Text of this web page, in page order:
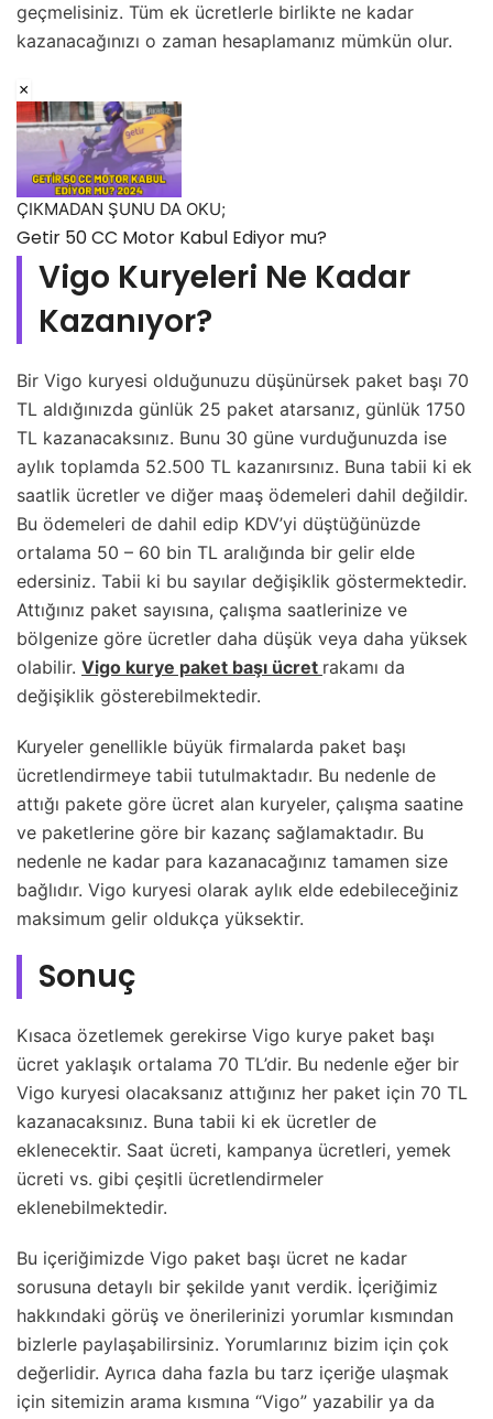
geçmelisiniz. Tüm ek ücretlerle birlikte ne kadar
kazanacağınızı o zaman hesaplamanız mümkün olur.
ÇIKMADAN ŞUNU DA OKU;
Getir 50 CC Motor Kabul Ediyor mu?
Vigo Kuryeleri Ne Kadar
Kazanıyor?
Bir Vigo kuryesi olduğunuzu düşünürsek paket başı 70
TL aldığınızda günlük 25 paket atarsanız, günlük 1750
TL kazanacaksınız. Bunu 30 güne vurduğunuzda ise
aylık toplamda 52.500 TL kazanırsınız. Buna tabii ki ek
saatlik ücretler ve diğer maaş ödemeleri dahil değildir.
Bu ödemeleri de dahil edip KDV’yi düştüğünüzde
ortalama 50 – 60 bin TL aralığında bir gelir elde
edersiniz. Tabii ki bu sayılar değişiklik göstermektedir.
Attığınız paket sayısına, çalışma saatlerinize ve
bölgenize göre ücretler daha düşük veya daha yüksek
olabilir. Vigo kurye paket başı ücret rakamı da
değişiklik gösterebilmektedir.
Kuryeler genellikle büyük firmalarda paket başı
ücretlendirmeye tabii tutulmaktadır. Bu nedenle de
attığı pakete göre ücret alan kuryeler, çalışma saatine
ve paketlerine göre bir kazanç sağlamaktadır. Bu
nedenle ne kadar para kazanacağınız tamamen size
bağlıdır. Vigo kuryesi olarak aylık elde edebileceğiniz
maksimum gelir oldukça yüksektir.
Sonuç
Kısaca özetlemek gerekirse Vigo kurye paket başı
ücret yaklaşık ortalama 70 TL’dir. Bu nedenle eğer bir
Vigo kuryesi olacaksanız attığınız her paket için 70 TL
kazanacaksınız. Buna tabii ki ek ücretler de
eklenecektir. Saat ücreti, kampanya ücretleri, yemek
ücreti vs. gibi çeşitli ücretlendirmeler
eklenebilmektedir.
Bu içeriğimizde Vigo paket başı ücret ne kadar
sorusuna detaylı bir şekilde yanıt verdik. İçeriğimiz
hakkındaki görüş ve önerilerinizi yorumlar kısmından
bizlerle paylaşabilirsiniz. Yorumlarınız bizim için çok
değerlidir. Ayrıca daha fazla bu tarz içeriğe ulaşmak
için sitemizin arama kısmına “Vigo” yazabilir ya da